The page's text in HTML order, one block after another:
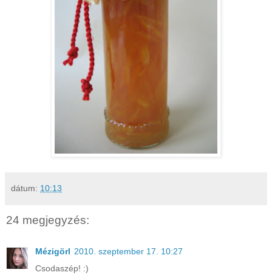
dátum: 10:13
24 megjegyzés:
Mézigörl 2010. szeptember 17. 10:27
Csodaszép! :)